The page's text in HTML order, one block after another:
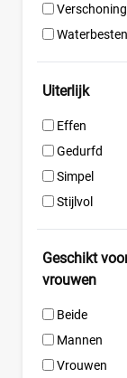
Uiterlijk
Effen
Gedurfd
Simpel
Stijlvol
Geschikt
vrouwen
Beide
Mannen
Vrouwen